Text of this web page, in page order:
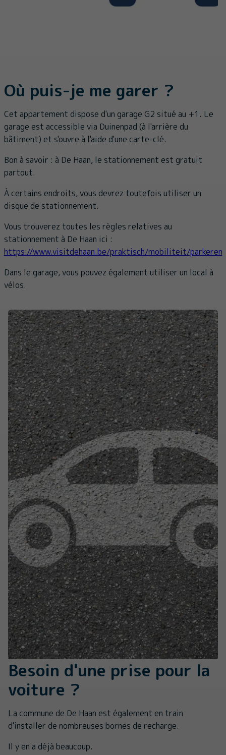
Où puis-je me garer ?
Cet appartement dispose d'un garage G2 situé au +1. Le
garage est accessible via Duinenpad (à l'arrière du
bâtiment) et s'ouvre à l'aide d'une carte-clé.
Bon à savoir : à De Haan, le stationnement est gratuit
partout.
À certains endroits, vous devrez toutefois utiliser un
disque de stationnement.
Vous trouverez toutes les règles relatives au
stationnement à De Haan ici :
https://www.visitdehaan.be/praktisch/mobiliteit/parkeren
Dans le garage, vous pouvez également utiliser un local à
vélos.
Besoin d'une prise pour la
voiture ?
La commune de De Haan est également en train
d'installer de nombreuses bornes de recharge.
Il y en a déjà beaucoup.